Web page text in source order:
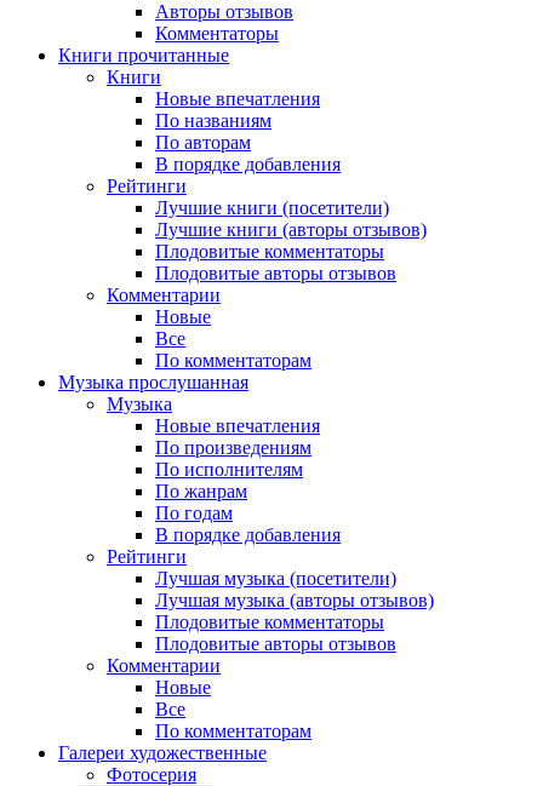
Авторы отзывов
Комментаторы
Книги прочитанные
Книги
Новые впечатления
По названиям
По авторам
В порядке добавления
Рейтинги
Лучшие книги (посетители)
Лучшие книги (авторы отзывов)
Плодовитые комментаторы
Плодовитые авторы отзывов
Комментарии
Новые
Все
По комментаторам
Музыка прослушанная
Музыка
Новые впечатления
По произведениям
По исполнителям
По жанрам
По годам
В порядке добавления
Рейтинги
Лучшая музыка (посетители)
Лучшая музыка (авторы отзывов)
Плодовитые комментаторы
Плодовитые авторы отзывов
Комментарии
Новые
Все
По комментаторам
Галереи художественные
Фотосерия